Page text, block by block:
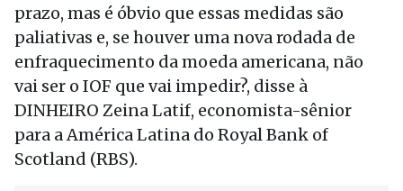
prazo, mas é óbvio que essas medidas são
paliativas e, se houver uma nova rodada de
enfraquecimento da moeda americana, não
vai ser o IOF que vai impedir?, disse à
DINHEIRO Zeina Latif, economista-sênior
para a América Latina do Royal Bank of
Scotland (RBS).